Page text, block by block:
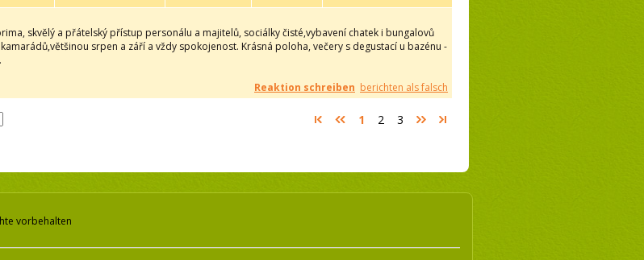
skvělý a přátelský přístup personálu a majitelů, sociálky čisté,vybavení chatek i bungalovů
srpen a září a vždy spokojenost. Krásná poloha, večery s degustací u bazénu -
Reaktion schreiben berichten als falsch
1 2 3
vorbehalten